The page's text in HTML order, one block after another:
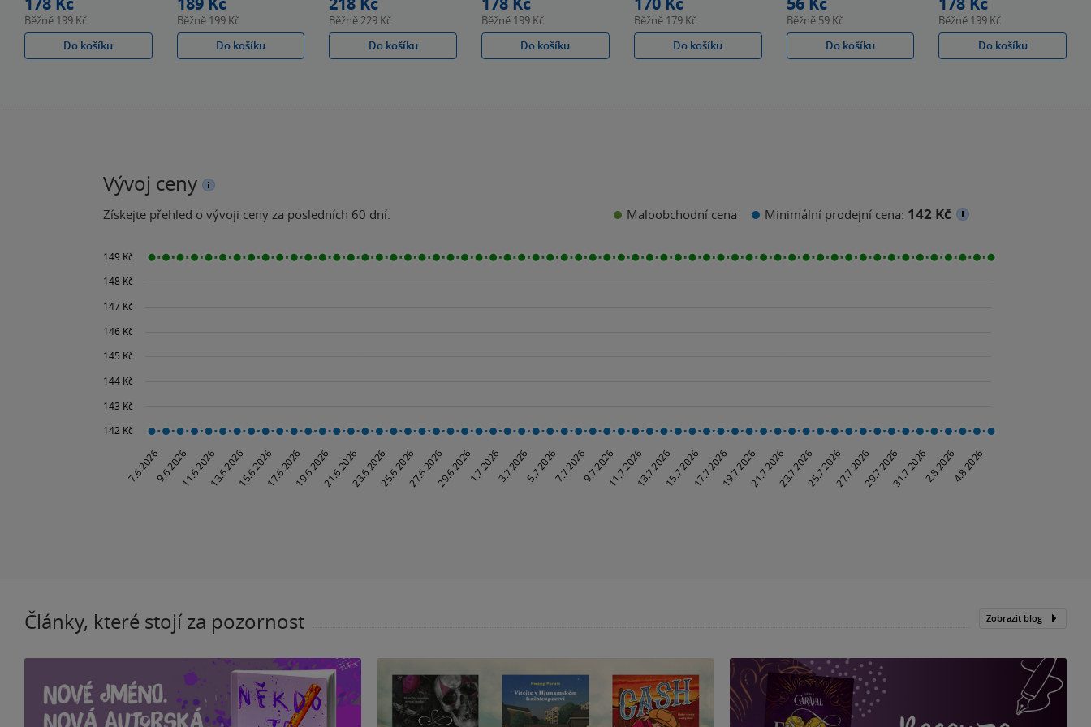
Běžně 199 Kč
Do košíku
Běžně 199 Kč
Do košíku
Běžně229 Kč
Do košíku
Běžně 199 Kč
Do košíku
Běžně 179 Kč
Do košíku
Běžně 59 Kč
Do košíku
Běžně 199 Kč
Do košíku
Vývoj ceny
Získejte přehled o vývoji ceny za posledních 60 dní. Maloobchodní cena Minimální prodejní cena: 142 Kč
Články, které stojí za pozornost Zobrazit blog